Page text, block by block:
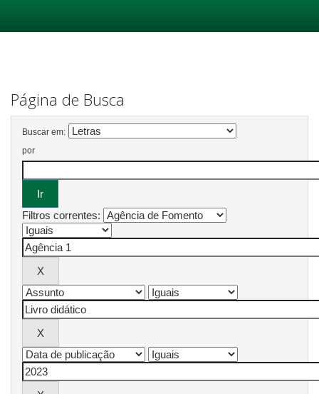
Página de Busca
Buscar em:
por
Filtros correntes: